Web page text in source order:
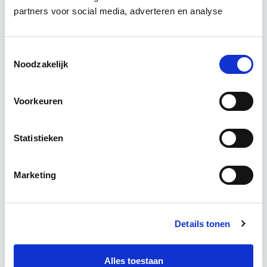
partners voor social media, adverteren en analyse
Noodzakelijk
Voorkeuren
Statistieken
Marketing
Details tonen
Alles toestaan
vastgoedprojecten te realiseren en/of te
verbeteren. De belangrijkste trends in vastgoed
15 Lesdagen lesdag(en)
4 - 8 uur per week
do 10 sep 2026 - Utrecht of Online
Meer informatie